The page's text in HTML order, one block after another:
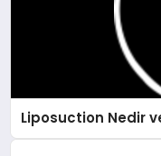
Liposuction Nedir